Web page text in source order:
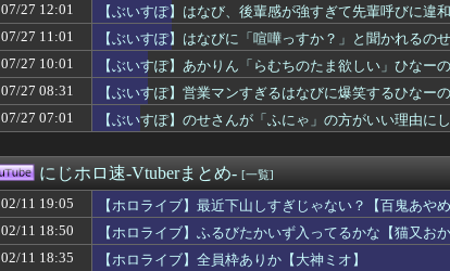
07/27 12:01
【ぶいすぽ】はなび、後輩感が強すぎて先輩呼びに違
07/27 11:01
【ぶいすぽ】はなびに「喧嘩っすか？」と聞かれるの
07/27 10:01
【ぶいすぽ】あかりん「らむちのたま欲しい」ひなー
07/27 08:31
【ぶいすぽ】営業マンすぎるはなびに爆笑するひなー
07/27 07:01
【ぶいすぽ】のせさんが「ふにゃ」の方がいい理由に
にじホロ速-Vtuberまとめ- [一覧]
02/11 19:05
【ホロライブ】最近下山しすぎじゃない？【百鬼あやめ
02/11 18:50
【ホロライブ】ふるびたかいず入ってるかな【猫又おか
02/11 18:35
【ホロライブ】全員枠ありか【大神ミオ】